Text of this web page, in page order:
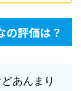
の評価は？
あんまり